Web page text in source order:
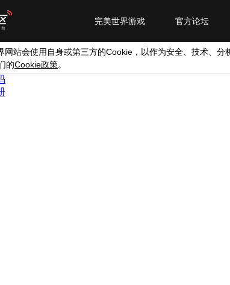
官方论坛
完美世界游戏
网站会使用自身或第三方的Cookie ，以作为安全、技术、
的Cookie政策。